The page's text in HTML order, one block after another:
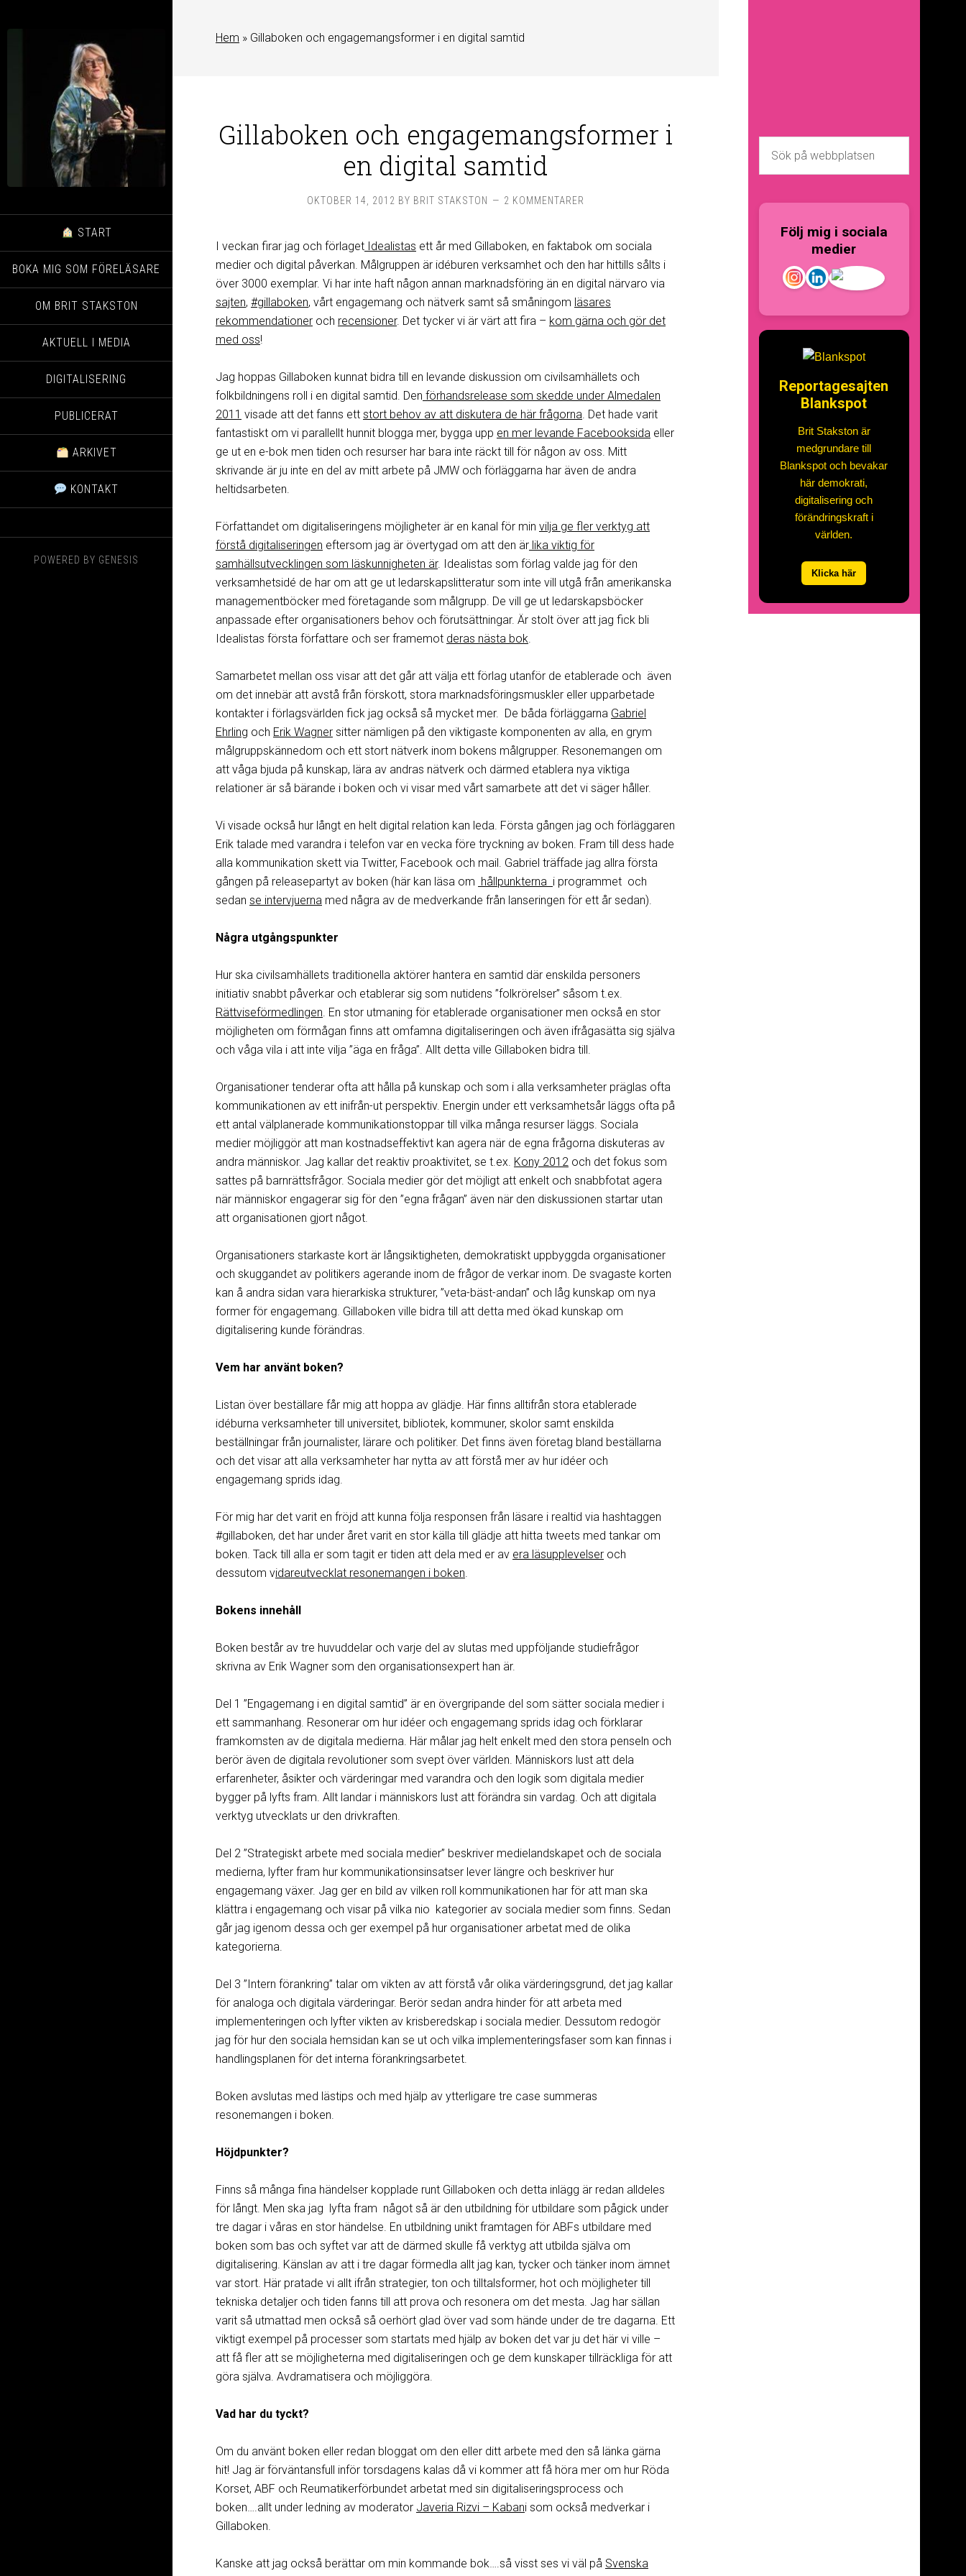
START
BOKA MIG SOM FÖRELÄSARE
OM BRIT STAKSTON
AKTUELL I MEDIA
DIGITALISERING
PUBLICERAT
ARKIVET
KONTAKT
POWERED BY GENESIS
Hem » Gillaboken och engagemangsformer i en digital samtid
Gillaboken och engagemangsformer i
en digital samtid
OKTOBER 14, 2012 BY BRIT STAKSTON 2 KOMMENTARER
I veckan firar jag och förlaget Idealistas ett år med Gillaboken, en faktabok om sociala
medier och digital påverkan. Målgruppen är idéburen verksamhet och den har hittills sålts i
över 3000 exemplar. Vi har inte haft någon annan marknadsföring än en digital närvaro via
sajten, #gillaboken, vårt engagemang och nätverk samt så småningom läsares
rekommendationer och recensioner. Det tycker vi är värt att fira – kom gärna och gör det
med oss!
Jag hoppas Gillaboken kunnat bidra till en levande diskussion om civilsamhällets och
folkbildningens roll i en digital samtid. Den förhandsrelease som skedde under Almedalen
2011 visade att det fanns ett stort behov av att diskutera de här frågorna. Det hade varit
fantastiskt om vi parallellt hunnit blogga mer, bygga upp en mer levande Facebooksida eller
ge ut en e-bok men tiden och resurser har bara inte räckt till för någon av oss. Mitt
skrivande är ju inte en del av mitt arbete på JMW och förläggarna har även de andra
heltidsarbeten.
Författandet om digitaliseringens möjligheter är en kanal för min vilja ge fler verktyg att
förstå digitaliseringen eftersom jag är övertygad om att den är lika viktig för
samhällsutvecklingen som läskunnigheten är. Idealistas som förlag valde jag för den
verksamhetsidé de har om att ge ut ledarskapslitteratur som inte vill utgå från amerikanska
managementböcker med företagande som målgrupp. De vill ge ut ledarskapsböcker
anpassade efter organisationers behov och förutsättningar. Är stolt över att jag fick bli
Idealistas första författare och ser framemot deras nästa bok.
Samarbetet mellan oss visar att det går att välja ett förlag utanför de etablerade och även
om det innebär att avstå från förskott, stora marknadsföringsmuskler eller upparbetade
kontakter i förlagsvärlden fick jag också så mycket mer. De båda förläggarna Gabriel
Ehrling och Erik Wagner sitter nämligen på den viktigaste komponenten av alla, en grym
målgruppskännedom och ett stort nätverk inom bokens målgrupper. Resonemangen om
att våga bjuda på kunskap, lära av andras nätverk och därmed etablera nya viktiga
relationer är så bärande i boken och vi visar med vårt samarbete att det vi säger håller.
Vi visade också hur långt en helt digital relation kan leda. Första gången jag och förläggaren
Erik talade med varandra i telefon var en vecka före tryckning av boken. Fram till dess hade
alla kommunikation skett via Twitter, Facebook och mail. Gabriel träffade jag allra första
gången på releasepartyt av boken (här kan läsa om hållpunkterna i programmet och
sedan se intervjuerna med några av de medverkande från lanseringen för ett år sedan).
Några utgångspunkter
Hur ska civilsamhällets traditionella aktörer hantera en samtid där enskilda personers
initiativ snabbt påverkar och etablerar sig som nutidens ”folkrörelser” såsom t.ex.
Rättviseförmedlingen. En stor utmaning för etablerade organisationer men också en stor
möjligheten om förmågan finns att omfamna digitaliseringen och även ifrågasätta sig själva
och våga vila i att inte vilja ”äga en fråga”. Allt detta ville Gillaboken bidra till.
Organisationer tenderar ofta att hålla på kunskap och som i alla verksamheter präglas ofta
kommunikationen av ett inifrån-ut perspektiv. Energin under ett verksamhetsår läggs ofta på
ett antal välplanerade kommunikationstoppar till vilka många resurser läggs. Sociala
medier möjliggör att man kostnadseffektivt kan agera när de egna frågorna diskuteras av
andra människor. Jag kallar det reaktiv proaktivitet, se t.ex. Kony 2012 och det fokus som
sattes på barnrättsfrågor. Sociala medier gör det möjligt att enkelt och snabbfotat agera
när människor engagerar sig för den ”egna frågan” även när den diskussionen startar utan
att organisationen gjort något.
Organisationers starkaste kort är långsiktigheten, demokratiskt uppbyggda organisationer
och skuggandet av politikers agerande inom de frågor de verkar inom. De svagaste korten
kan å andra sidan vara hierarkiska strukturer, ”veta-bäst-andan” och låg kunskap om nya
former för engagemang. Gillaboken ville bidra till att detta med ökad kunskap om
digitalisering kunde förändras.
Vem har använt boken?
Listan över beställare får mig att hoppa av glädje. Här finns alltifrån stora etablerade
idéburna verksamheter till universitet, bibliotek, kommuner, skolor samt enskilda
beställningar från journalister, lärare och politiker. Det finns även företag bland beställarna
och det visar att alla verksamheter har nytta av att förstå mer av hur idéer och
engagemang sprids idag.
För mig har det varit en fröjd att kunna följa responsen från läsare i realtid via hashtaggen
#gillaboken, det har under året varit en stor källa till glädje att hitta tweets med tankar om
boken. Tack till alla er som tagit er tiden att dela med er av era läsupplevelser och
dessutom vidareutvecklat resonemangen i boken.
Bokens innehåll
Boken består av tre huvuddelar och varje del av slutas med uppföljande studiefrågor
skrivna av Erik Wagner som den organisationsexpert han är.
Del 1 ”Engagemang i en digital samtid” är en övergripande del som sätter sociala medier i
ett sammanhang. Resonerar om hur idéer och engagemang sprids idag och förklarar
framkomsten av de digitala medierna. Här målar jag helt enkelt med den stora penseln och
berör även de digitala revolutioner som svept över världen. Människors lust att dela
erfarenheter, åsikter och värderingar med varandra och den logik som digitala medier
bygger på lyfts fram. Allt landar i människors lust att förändra sin vardag. Och att digitala
verktyg utvecklats ur den drivkraften.
Del 2 ”Strategiskt arbete med sociala medier” beskriver medielandskapet och de sociala
medierna, lyfter fram hur kommunikationsinsatser lever längre och beskriver hur
engagemang växer. Jag ger en bild av vilken roll kommunikationen har för att man ska
klättra i engagemang och visar på vilka nio kategorier av sociala medier som finns. Sedan
går jag igenom dessa och ger exempel på hur organisationer arbetat med de olika
kategorierna.
Del 3 ”Intern förankring” talar om vikten av att förstå vår olika värderingsgrund, det jag kallar
för analoga och digitala värderingar. Berör sedan andra hinder för att arbeta med
implementeringen och lyfter vikten av krisberedskap i sociala medier. Dessutom redogör
jag för hur den sociala hemsidan kan se ut och vilka implementeringsfaser som kan finnas i
handlingsplanen för det interna förankringsarbetet.
Boken avslutas med lästips och med hjälp av ytterligare tre case summeras
resonemangen i boken.
Höjdpunkter?
Finns så många fina händelser kopplade runt Gillaboken och detta inlägg är redan alldeles
för långt. Men ska jag lyfta fram något så är den utbildning för utbildare som pågick under
tre dagar i våras en stor händelse. En utbildning unikt framtagen för ABFs utbildare med
boken som bas och syftet var att de därmed skulle få verktyg att utbilda själva om
digitalisering. Känslan av att i tre dagar förmedla allt jag kan, tycker och tänker inom ämnet
var stort. Här pratade vi allt ifrån strategier, ton och tilltalsformer, hot och möjligheter till
tekniska detaljer och tiden fanns till att prova och resonera om det mesta. Jag har sällan
varit så utmattad men också så oerhört glad över vad som hände under de tre dagarna. Ett
viktigt exempel på processer som startats med hjälp av boken det var ju det här vi ville –
att få fler att se möjligheterna med digitaliseringen och ge dem kunskaper tillräckliga för att
göra själva. Avdramatisera och möjliggöra.
Vad har du tyckt?
Om du använt boken eller redan bloggat om den eller ditt arbete med den så länka gärna
hit! Jag är förväntansfull inför torsdagens kalas då vi kommer att få höra mer om hur Röda
Korset, ABF och Reumatikerförbundet arbetat med sin digitaliseringsprocess och
boken….allt under ledning av moderator Javeria Rizvi – Kabani som också medverkar i
Gillaboken.
Kanske att jag också berättar om min kommande bok….så visst ses vi väl på Svenska
Följ mig i sociala
medier
Reportagesajten
Blankspot
Brit Stakston är
medgrundare till
Blankspot och bevakar
här demokrati,
digitalisering och
förändringskraft i
världen.
Klicka här